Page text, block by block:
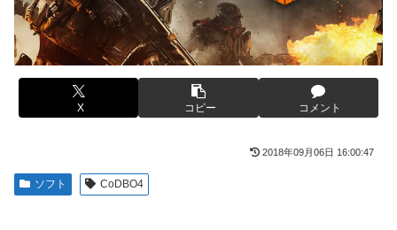
【画像】廃墟化したレンタルビデオ屋、そのまま時が止まっ
てしまっていると話題にｗｗｗｗ
【悲報】女性配信者「アスペの検査してみた…みんなこれわ
かるの？」
【画像】ハンターハンターさん、ガチで最強の新能力を登場
「テイルズオブシンフォニア リマスター」発売日が2/16に
【画像】女さん、ミニ過ぎる浴衣を着た写真を投稿して叩か
れるｗｗｗｗ
【朗報】菅直人元総理、再評価されるｗｗｗｗｗｗｗｗｗｗ
ｗｗｗｗｗｗｗｗ
【画像】このLINEでなんで女が怒ってるのか分かんない奴
はモテない奴確定らしい←お前らは勿論わかるよ
様に各国から称賛の声
X コピー コメント
2018年09月06日 16:00:47
ソフト CoDBO4